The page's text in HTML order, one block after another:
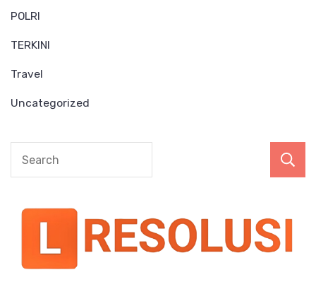
POLRI
TERKINI
Travel
Uncategorized